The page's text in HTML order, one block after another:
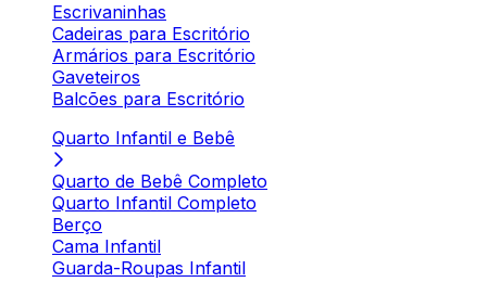
Escrivaninhas
Cadeiras para Escritório
Armários para Escritório
Gaveteiros
Balcões para Escritório
Quarto Infantil e Bebê
Quarto de Bebê Completo
Quarto Infantil Completo
Berço
Cama Infantil
Guarda-Roupas Infantil